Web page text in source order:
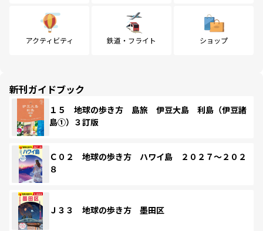
アクティビティ 鉄道・フライト ショップ
新刊ガイドブック
１５ 地球の歩き方 島旅 伊豆大島 利島（伊豆諸
島①）３訂版
Ｃ０２ 地球の歩き方 ハワイ島 ２０２７～２０２
８
Ｊ３３ 地球の歩き方 墨田区